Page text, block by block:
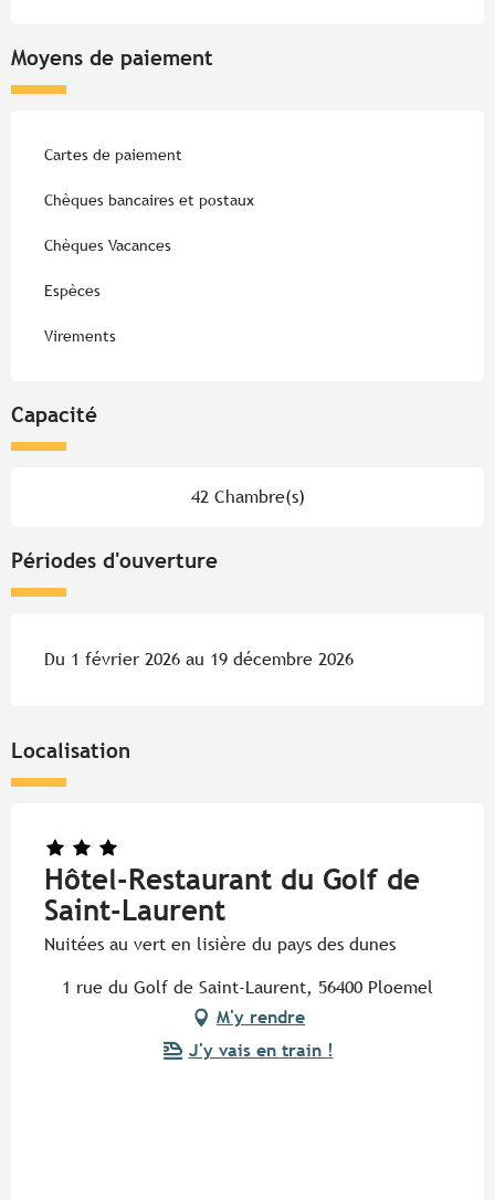
Moyens de paiement
Cartes de paiement
Chèques bancaires et postaux
Chèques Vacances
Espèces
Virements
Capacité
42 Chambre(s)
Périodes d'ouverture
Du 1 février 2026 au 19 décembre 2026
Localisation
Hôtel-Restaurant du Golf de
Saint-Laurent
Nuitées au vert en lisière du pays des dunes
1 rue du Golf de Saint-Laurent, 56400 Ploemel
M'y rendre
J'y vais en train !